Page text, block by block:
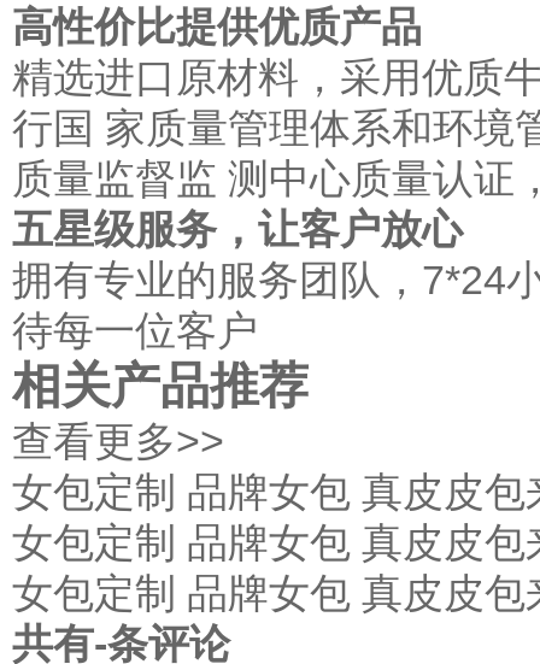
高性价比提供优质产品
精选进口原材料，采用优质
行国 家质量管理体系和环境
质量监督监 测中心质量认证
五星级服务，让客户放心
拥有专业的服务团队，7*24
待每一位客户
相关产品推荐
查看更多>>
女包定制 品牌女包 真皮皮
女包定制 品牌女包 真皮皮
女包定制 品牌女包 真皮皮
共有-条评论